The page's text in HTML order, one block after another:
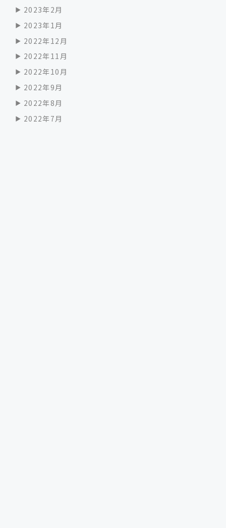
2023年2月
2023年1月
2022年12月
2022年11月
2022年10月
2022年9月
2022年8月
2022年7月